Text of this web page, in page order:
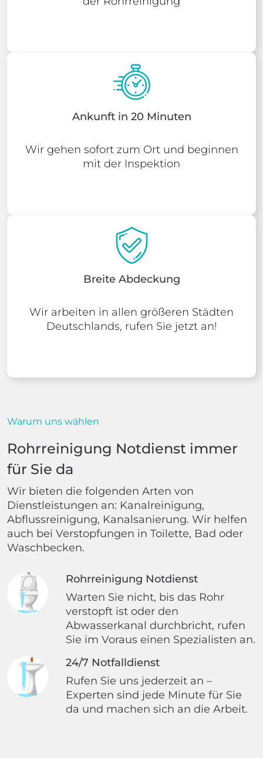
Ankunft in 20 Minuten
Wir gehen sofort zum Ort und beginnen
mit der Inspektion
Breite Abdeckung
Wir arbeiten in allen größeren Städten
Deutschlands, rufen Sie jetzt an!
Warum uns wählen
Rohrreinigung Notdienst immer
für Sie da
Wir bieten die folgenden Arten von
Dienstleistungen an: Kanalreinigung,
Abflussreinigung, Kanalsanierung. Wir helfen
auch bei Verstopfungen in Toilette, Bad oder
Waschbecken.
Rohrreinigung Notdienst
Warten Sie nicht, bis das Rohr
verstopft ist oder den
Abwasserkanal durchbricht, rufen
Sie im Voraus einen Spezialisten an.
24/7 Notfalldienst
Rufen Sie uns jederzeit an –
Experten sind jede Minute für Sie
da und machen sich an die Arbeit.